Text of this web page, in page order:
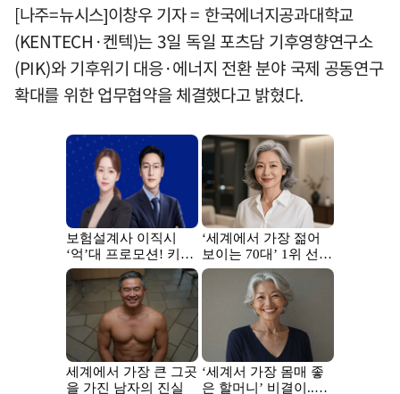
[나주=뉴시스]이창우 기자 = 한국에너지공과대학교
(KENTECH·켄텍)는 3일 독일 포츠담 기후영향연구소
(PIK)와 기후위기 대응·에너지 전환 분야 국제 공동연구
확대를 위한 업무협약을 체결했다고 밝혔다.